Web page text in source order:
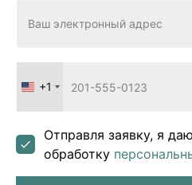
United
+1
Отправля заявку, я
обработку